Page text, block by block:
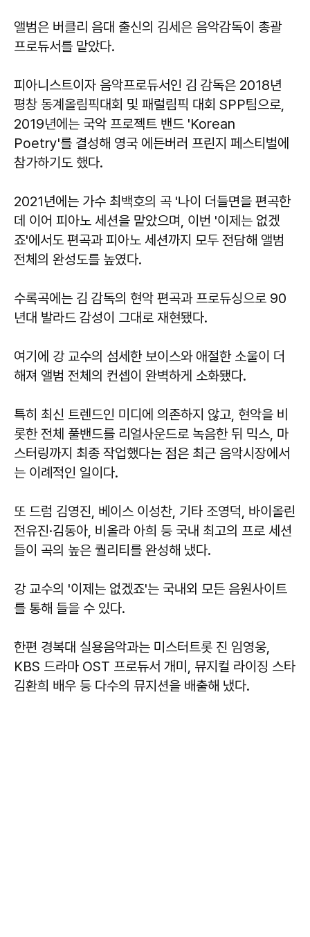
앨범은 버클리 음대 출신의 김세은 음악감독이 총괄
프로듀서를 맡았다.
피아니스트이자 음악프로듀서인 김 감독은 2018년
평창 동계올림픽대회 및 패럴림픽 대회 SPP팀으로,
2019년에는 국악 프로젝트 밴드 'Korean
Poetry'를 결성해 영국 에든버러 프린지 페스티벌에
참가하기도 했다.
2021년에는 가수 최백호의 곡 '나이 더들면을 편곡한
데 이어 피아노 세션을 맡았으며, 이번 '이제는 없겠
죠'에서도 편곡과 피아노 세션까지 모두 전담해 앨범
전체의 완성도를 높였다.
수록곡에는 김 감독의 현악 편곡과 프로듀싱으로 90
년대 발라드 감성이 그대로 재현됐다.
여기에 강 교수의 섬세한 보이스와 애절한 소울이 더
해져 앨범 전체의 컨셉이 완벽하게 소화됐다.
특히 최신 트렌드인 미디에 의존하지 않고, 현악을 비
롯한 전체 풀밴드를 리얼사운드로 녹음한 뒤 믹스, 마
스터링까지 최종 작업했다는 점은 최근 음악시장에서
는 이례적인 일이다.
또 드럼 김영진, 베이스 이성찬, 기타 조영덕, 바이올린
전유진·김동아, 비올라 아희 등 국내 최고의 프로 세션
들이 곡의 높은 퀄리티를 완성해 냈다.
강 교수의 '이제는 없겠죠'는 국내외 모든 음원사이트
를 통해 들을 수 있다.
한편 경복대 실용음악과는 미스터트롯 진 임영웅,
KBS 드라마 OST 프로듀서 개미, 뮤지컬 라이징 스타
김환희 배우 등 다수의 뮤지션을 배출해 냈다.